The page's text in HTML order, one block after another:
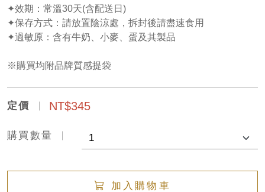
✦效期：常溫30天(含配送日)
✦保存方式：請放置陰涼處，拆封後請盡速食用
✦過敏原：含有牛奶、小麥、蛋及其製品
※購買均附品牌質感提袋
定價 NT$345
購買數量
加入購物車